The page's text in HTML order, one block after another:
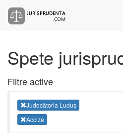
Spete
Filtre active
Judecătoria Luduș
Accize